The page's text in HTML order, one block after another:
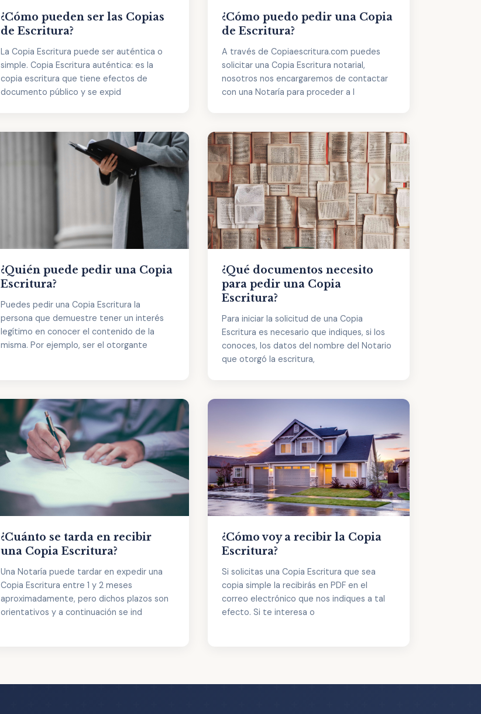
¿Cómo pueden ser las Copias
de Escritura?
La Copia Escritura puede ser auténtica o
simple. Copia Escritura auténtica: es la
copia escritura que tiene efectos de
documento público y se expid
¿Cómo puedo pedir una Copia
de Escritura?
A través de Copiaescritura.com puedes
solicitar una Copia Escritura notarial,
nosotros nos encargaremos de contactar
con una Notaría para proceder a l
¿Quién puede pedir una Copia
Escritura?
Puedes pedir una Copia Escritura la
persona que demuestre tener un interés
legítimo en conocer el contenido de la
misma. Por ejemplo, ser el otorgante
¿Qué documentos necesito
para pedir una Copia
Escritura?
Para iniciar la solicitud de una Copia
Escritura es necesario que indiques, si los
conoces, los datos del nombre del Notario
que otorgó la escritura,
¿Cuánto se tarda en recibir
una Copia Escritura?
Una Notaría puede tardar en expedir una
Copia Escritura entre 1 y 2 meses
aproximadamente, pero dichos plazos son
orientativos y a continuación se ind
¿Cómo voy a recibir la Copia
Escritura?
Si solicitas una Copia Escritura que sea
copia simple la recibirás en PDF en el
correo electrónico que nos indiques a tal
efecto. Si te interesa o